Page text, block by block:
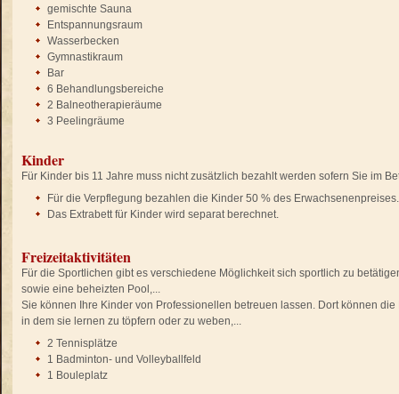
gemischte Sauna
Entspannungsraum
Wasserbecken
Gymnastikraum
Bar
6 Behandlungsbereiche
2 Balneotherapieräume
3 Peelingräume
Kinder
Für Kinder bis 11 Jahre muss nicht zusätzlich bezahlt werden sofern Sie im
Für die Verpflegung bezahlen die Kinder 50 % des Erwachsenenpreises.
Das Extrabett für Kinder wird separat berechnet.
Freizeitaktivitäten
Für die Sportlichen gibt es verschiedene Möglichkeit sich sportlich zu
sowie eine beheizten Pool,...
Sie können Ihre Kinder von Professionellen betreuen lassen. Dort können
in dem sie lernen zu töpfern oder zu weben,...
2 Tennisplätze
1 Badminton- und Volleyballfeld
1 Bouleplatz